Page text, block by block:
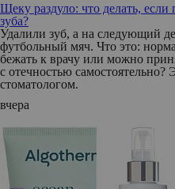
Щеку раздуло: что делать, если
зуба?
Удалили зуб, а на следующий
футбольный мяч. Что это:
бежать к врачу или можно
с отечностью
стоматологом.
вчера